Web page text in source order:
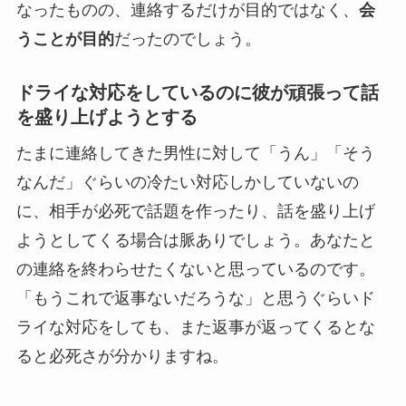
なったものの、連絡するだけが目的ではなく、 会
うことが目的だったのでしょう。
ドライな対応をしているのに彼が頑張って話
を盛り上げようとする
たまに連絡してきた男性に対して「うん」「そう
なんだ」ぐらいの冷たい対応しかしていないの
に、相手が必死で話題を作ったり、話を盛り上げ
ようとしてくる場合は脈ありでしょう。 あなたと
の連絡を終わらせたくない と思っているのです。
「もうこれで返事ないだろうな」と思うぐらいド
ライな対応をしても、また返事が返ってくるとな
ると必死さが分かりますね。